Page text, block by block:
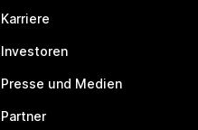
Karriere
Investoren
Presse und Medien
Partner